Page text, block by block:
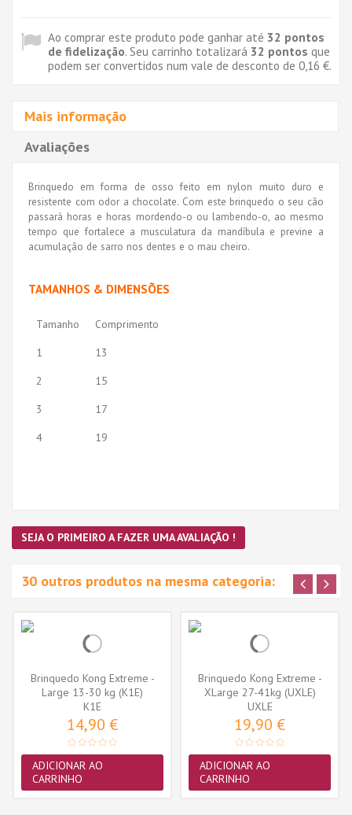
Ao comprar este produto pode ganhar até 32 pontos
de fidelização. Seu carrinho totalizará 32 pontos que
podem ser convertidos num vale de desconto de 0,16 €.
Mais informação
Avaliações
Brinquedo em forma de osso feito em nylon muito duro e
resistente com odor a chocolate. Com este brinquedo o seu cão
passará horas e horas mordendo-o ou lambendo-o, ao mesmo
tempo que fortalece a musculatura da mandíbula e previne a
acumulação de sarro nos dentes e o mau cheiro.
TAMANHOS & DIMENSÕES
Tamanho
Comprimento
1
13
2
15
3
17
4
19
SEJA O PRIMEIRO A FAZER UMA AVALIAÇÃO !
30 outros produtos na mesma categoria:
Brinquedo Kong Extreme -
Large 13-30 kg (K1E)
K1E
14,90 €
ADICIONAR AO
CARRINHO
Brinquedo Kong Extreme -
XLarge 27-41kg (UXLE)
UXLE
19,90 €
ADICIONAR AO
CARRINHO